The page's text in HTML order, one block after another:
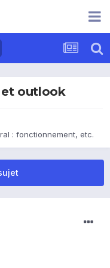
et outlook
: fonctionnement, etc.